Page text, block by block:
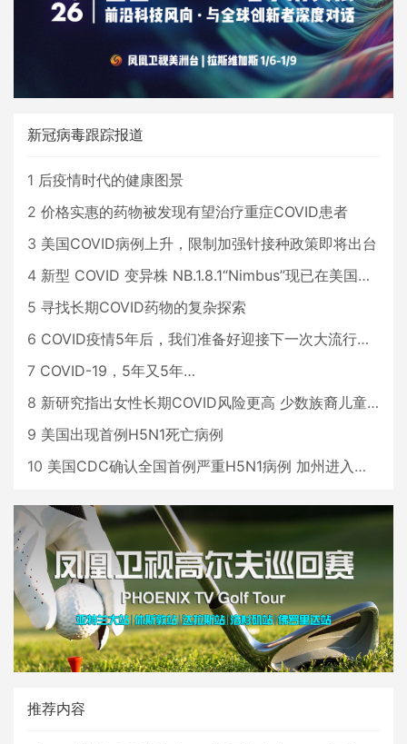
新冠病毒跟踪报道
1 后疫情时代的健康图景
2 价格实惠的药物被发现有望治疗重症COVID患者
3 美国COVID病例上升，限制加强针接种政策即将出台
4 新型 COVID 变异株 NB.1.8.1“Nimbus”现已在美国占据主导地位
5 寻找长期COVID药物的复杂探索
6 COVID疫情5年后，我们准备好迎接下一次大流行了吗？
7 COVID-19，5年又5年…
8 新研究指出女性长期COVID风险更高 少数族裔儿童存在差异
9 美国出现首例H5N1死亡病例
10 美国CDC确认全国首例严重H5N1病例 加州进入紧急状态
推荐内容